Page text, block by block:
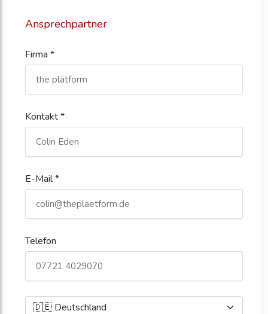
Ansprechpartner
Firma *
Kontakt *
E-Mail *
Telefon